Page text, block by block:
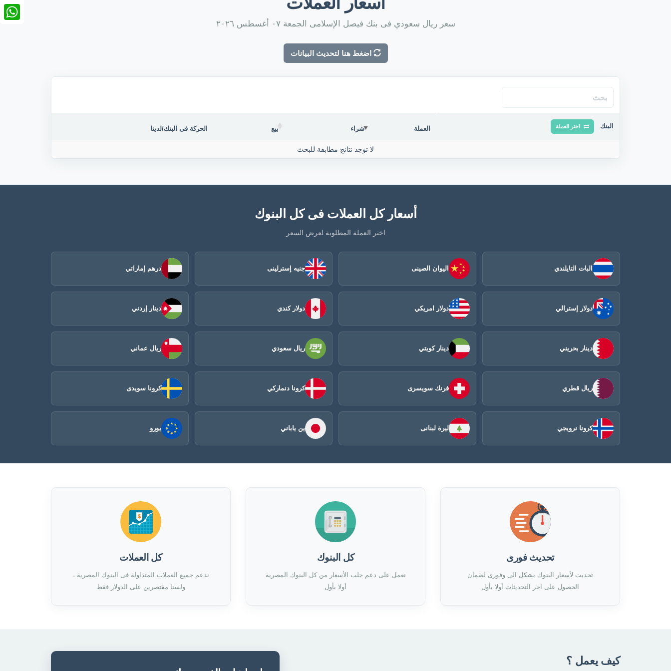
سعر ريال سعودي فى بنك فيصل الإسلامى الجمعة ٠٧ أغسطس ٢٠٢٦
اضغط هنا لتحديث البيانات
البنك اختر العملة العملة شراء بيع الحركة فى البنك/لدينا
لا توجد نتائج مطابقة للبحث
أسعار كل العملات فى كل البنوك
اختر العملة المطلوبة لعرض السعر
البات التايلندي اليوان الصينى​ جنيه إسترلينى درهم إماراتي
دولار إسترالي دولار امريكي دولار كندي دينار إردني
دينار بحريني دينار كويتي ريال سعودي ريال عماني
ريال قطري فرنك سويسرى كرونا دنماركي كرونا سويدى
كرونا نرويجي ليرة لبنانى ين ياباني يورو
تحديث فورى
تحديث لأسعار البنوك بشكل الى وفورى لضمان
الحصول على اخر التحديثات أولا بأول
كل البنوك
نعمل على دعم جلب الأسعار من كل البنوك المصرية
أولا بأول
كل العملات
ندعم جميع العملات المتداولة فى البنوك المصرية ،
ولسنا مقتصرين على الدولار فقط
كيف يعمل ؟